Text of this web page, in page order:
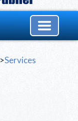
>Services